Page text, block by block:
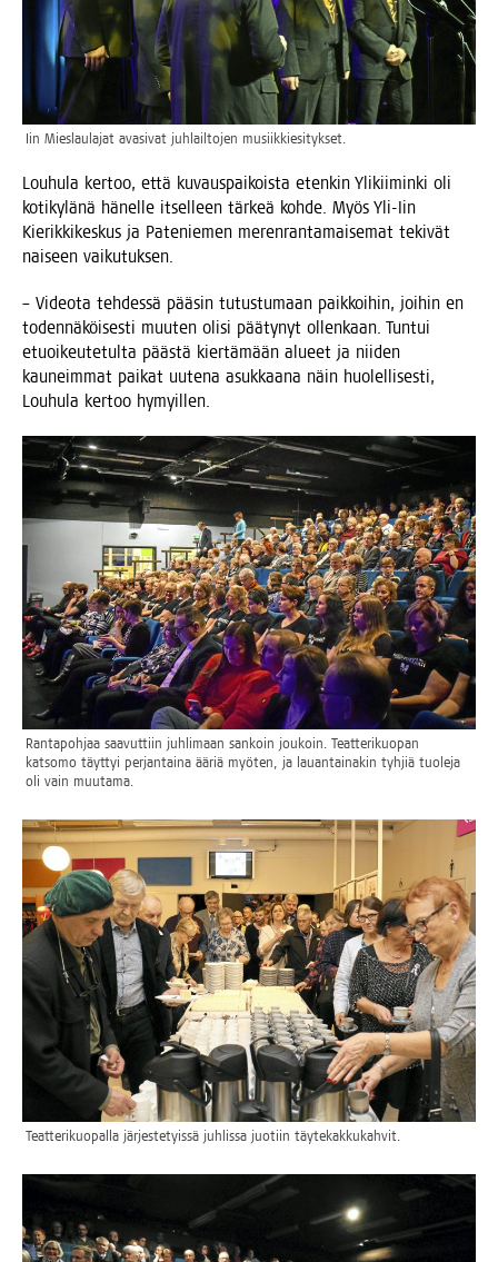
Iin Mies­lau­la­jat ava­si­vat juh­lail­to­jen musiikkiesitykset.
Lou­hu­la ker­too, että kuvaus­pai­kois­ta eten­kin Yli­kii­min­ki oli
koti­ky­lä­nä hänel­le itsel­leen tär­keä koh­de. Myös Yli-Iin
Kie­rik­ki­kes­kus ja Pate­nie­men meren­ran­ta­mai­se­mat teki­vät
nai­seen vaikutuksen.
– Video­ta teh­des­sä pää­sin tutus­tu­maan paik­koi­hin, joi­hin en
toden­nä­köi­ses­ti muu­ten oli­si pää­ty­nyt ollen­kaan. Tun­tui
etuoi­keu­te­tul­ta pääs­tä kier­tä­mään alu­eet ja nii­den
kau­neim­mat pai­kat uute­na asuk­kaa­na näin huo­lel­li­ses­ti,
Lou­hu­la ker­too hymyillen.
Ran­ta­poh­jaa saa­vut­tiin juh­li­maan san­koin jou­koin. Teat­te­ri­kuo­pan
kat­so­mo täyt­tyi per­jan­tai­na ääriä myö­ten, ja lau­an­tai­na­kin tyh­jiä tuo­le­ja
oli vain muutama.
Teat­te­ri­kuo­pal­la jär­jes­te­tyis­sä juh­lis­sa juo­tiin täytekakkukahvit.